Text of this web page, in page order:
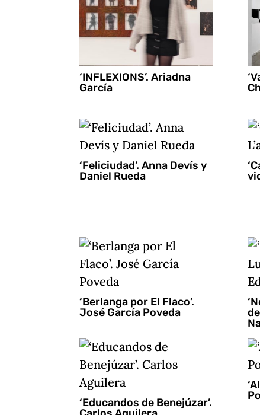
‘INFLEXIONS’. Ariadna
García
‘Feliciudad’. Anna Devís y
Daniel Rueda
‘Berlanga por El Flaco’.
José García Poveda
‘Educandos de Benejúzar’.